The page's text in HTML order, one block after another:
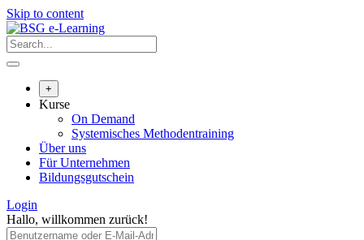
Skip to content
+
Kurse
On Demand
Systemisches Methodentraining
Über uns
Für Unternehmen
Bildungsgutschein
Login
Hallo, willkommen zurück!